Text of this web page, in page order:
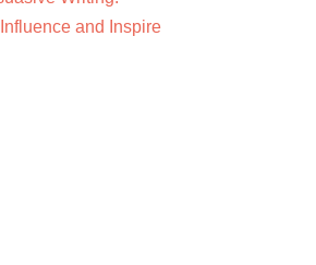
and Inspire